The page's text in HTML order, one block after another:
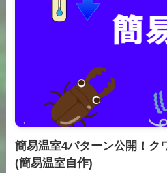
簡易温室4パターン公開！ク
(簡易温室自作)